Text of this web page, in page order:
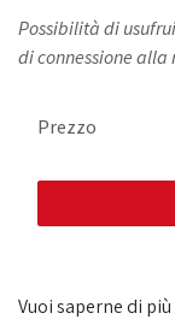
Possibilità di
di connessione alla
Prezzo
Vuoi saperne di